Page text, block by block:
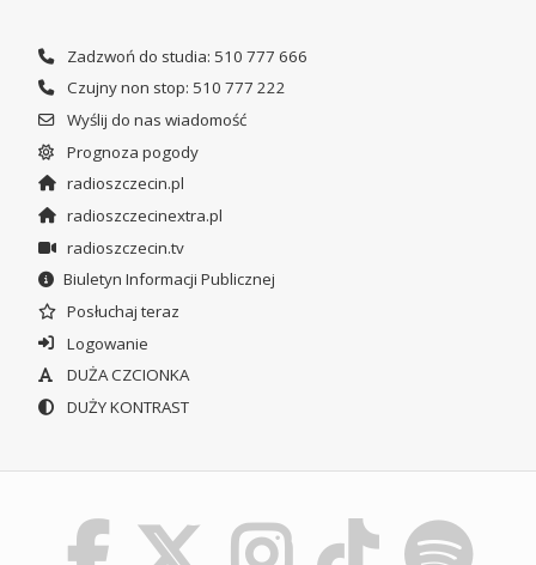
Zadzwoń do studia: 510 777 666
Czujny non stop: 510 777 222
Wyślij do nas wiadomość
Prognoza pogody
radioszczecin.pl
radioszczecinextra.pl
radioszczecin.tv
Biuletyn Informacji Publicznej
Posłuchaj teraz
Logowanie
DUŻA CZCIONKA
DUŻY KONTRAST